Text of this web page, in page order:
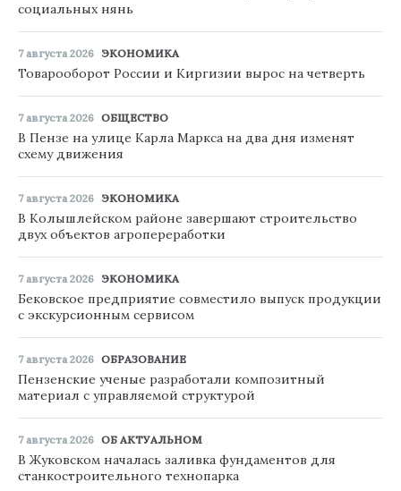
социальных нянь
7 августа 2026 ЭКОНОМИКА
Товарооборот России и Киргизии вырос на четверть
7 августа 2026 ОБЩЕСТВО
В Пензе на улице Карла Маркса на два дня изменят
схему движения
7 августа 2026 ЭКОНОМИКА
В Колышлейском районе завершают строительство
двух объектов агропереработки
7 августа 2026 ЭКОНОМИКА
Бековское предприятие совместило выпуск продукции
с экскурсионным сервисом
7 августа 2026 ОБРАЗОВАНИЕ
Пензенские ученые разработали композитный
материал с управляемой структурой
7 августа 2026 ОБ АКТУАЛЬНОМ
В Жуковском началась заливка фундаментов для
станкостроительного технопарка